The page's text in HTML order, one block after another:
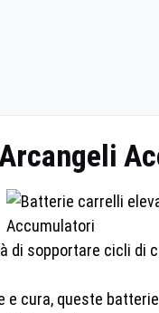
di sopportare cicli di
cura, queste